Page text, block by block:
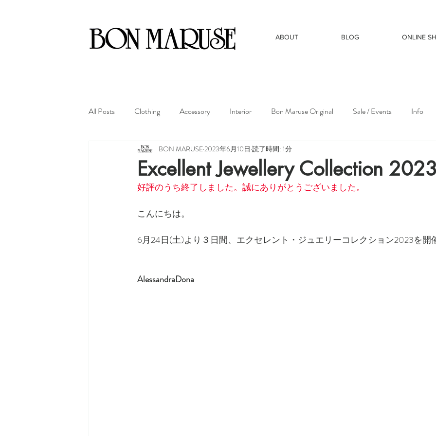
ABOUT BLOG ONLINE
All Posts Clothing Accessory Interior Bon Maruse Original Sale / Events Info
Excellent Jewellery Collection 2023
BON MARUSE 2023年6月10日 読了時間: 1分
好評のうち終了しました。誠にありがとうございました。
こんにちは。
6月24日(土)より３日間、エクセレント・ジュエリーコレクション2023を開
AlessandraDona